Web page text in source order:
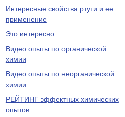
Интересные свойства ртути и ее
применение
Это интересно
Видео опыты по органической
химии
Видео опыты по неорганической
химии
РЕЙТИНГ эффектных химических
опытов